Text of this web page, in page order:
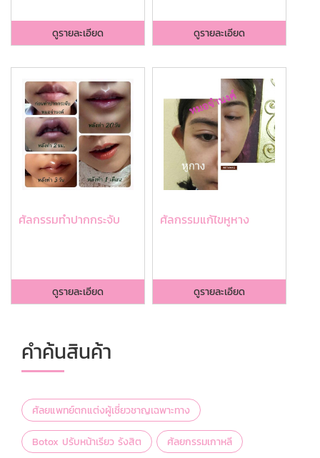
ดูรายละเอียด ดูรายละเอียด
ศัลกรรมทำปากกระจับ
ดูรายละเอียด
ศัลกรรมแก้ไขหูหาง
ดูรายละเอียด
คำค้นสินค้า
ศัลยแพทย์ตกแต่งผู้เชี่ยวชาญเฉพาะทาง
Botox ปรับหน้าเรียว รังสิต ศัลยกรรมเกาหลี